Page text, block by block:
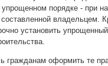
порядке - при
владельцем.
установить
гражданам оформить те